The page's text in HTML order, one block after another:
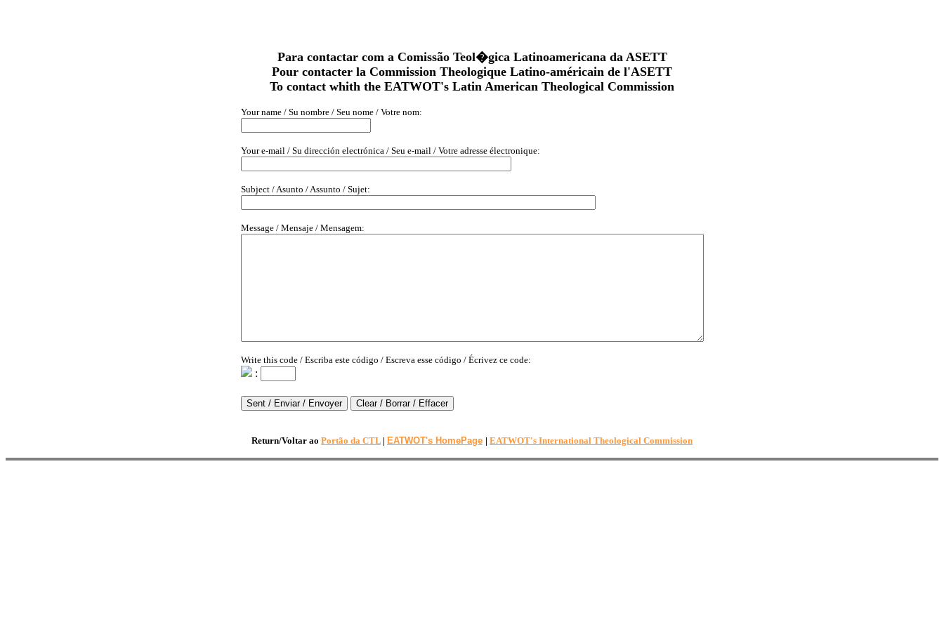
Para contactar com a Comissão Teol�gica Latinoamericana da ASETT
Pour contacter la Commission Theologique Latino-américain de l'ASETT
To contact whith the EATWOT's Latin American Theological Commission
Your name / Su nombre / Seu nome / Votre nom:
Your e-mail / Su dirección electrónica / Seu e-mail / Votre adresse électronique:
Subject / Asunto / Assunto / Sujet:
Message / Mensaje / Mensagem:
Write this code / Escriba este código / Escreva esse código / Écrivez ce code:
:
Return/Voltar ao Portão da CTL | EATWOT's HomePage | EATWOT's International Theological Commission